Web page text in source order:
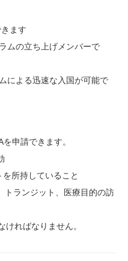
ます
ムの立ち上げメンバーで
による迅速な入国が可能で
申請できます。
所持していること
トランジット、医療目的の訪
ればなりません。